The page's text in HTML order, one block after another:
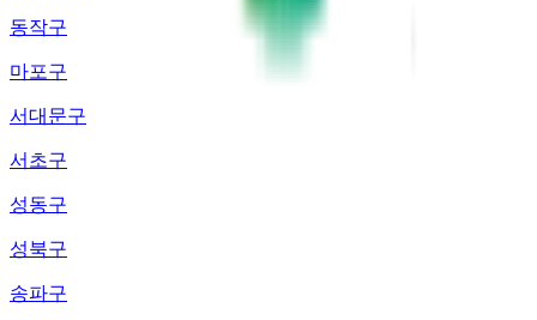
동작구
마포구
서대문구
서초구
성동구
성북구
송파구